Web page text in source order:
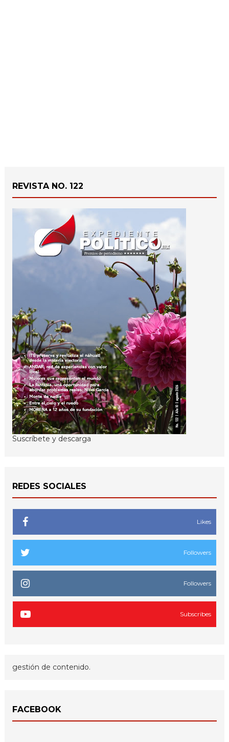
REVISTA NO. 122
Suscríbete y descarga
REDES SOCIALES
Likes
Followers
Followers
Subscribes
gestión de contenido.
FACEBOOK